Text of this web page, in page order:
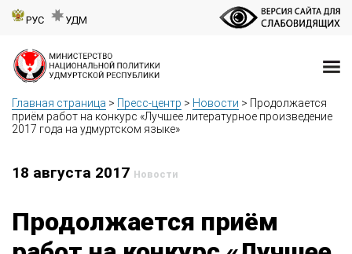
РУС УДМ
Главная страница > Пресс-центр > Новости > Продолжается
приём работ на конкурс «Лучшее литературное произведение
2017 года на удмуртском языке»
18 августа 2017 Новости
Продолжается приём